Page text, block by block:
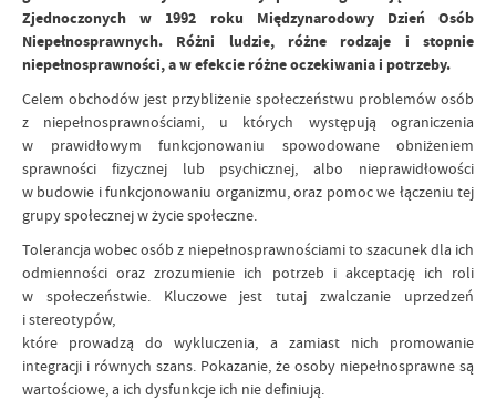
Zjednoczonych w 1992 roku Międzynarodowy Dzień Osób
Niepełnosprawnych. Różni ludzie, różne rodzaje i stopnie
niepełnosprawności, a w efekcie różne oczekiwania i potrzeby.
Celem obchodów jest przybliżenie społeczeństwu problemów osób
z niepełnosprawnościami, u których występują ograniczenia
w prawidłowym funkcjonowaniu spowodowane obniżeniem
sprawności fizycznej lub psychicznej, albo nieprawidłowości
w budowie i funkcjonowaniu organizmu, oraz pomoc we łączeniu tej
grupy społecznej w życie społeczne.
Tolerancja wobec osób z niepełnosprawnościami to szacunek dla ich
odmienności oraz zrozumienie ich potrzeb i akceptację ich roli
w społeczeństwie. Kluczowe jest tutaj zwalczanie uprzedzeń
i stereotypów,
które prowadzą do wykluczenia, a zamiast nich promowanie
integracji i równych szans. Pokazanie, że osoby niepełnosprawne są
wartościowe, a ich dysfunkcje ich nie definiują.